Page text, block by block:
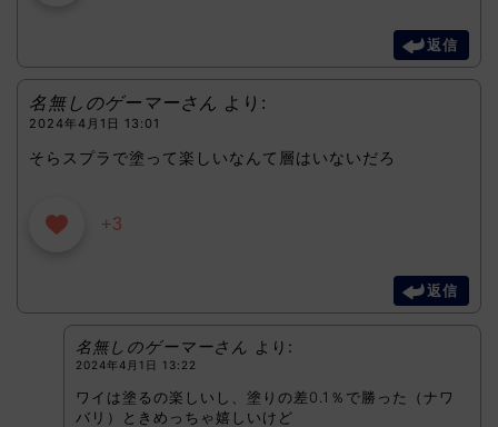
返信
名無しのゲーマーさん より:
2024年4月1日 13:01
そらスプラで塗って楽しいなんて層はいないだろ
+3
返信
名無しのゲーマーさん より:
2024年4月1日 13:22
ワイは塗るの楽しいし、塗りの差0.1％で勝った（ナワ
バリ）ときめっちゃ嬉しいけど